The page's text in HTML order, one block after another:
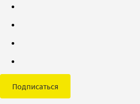
Подписаться